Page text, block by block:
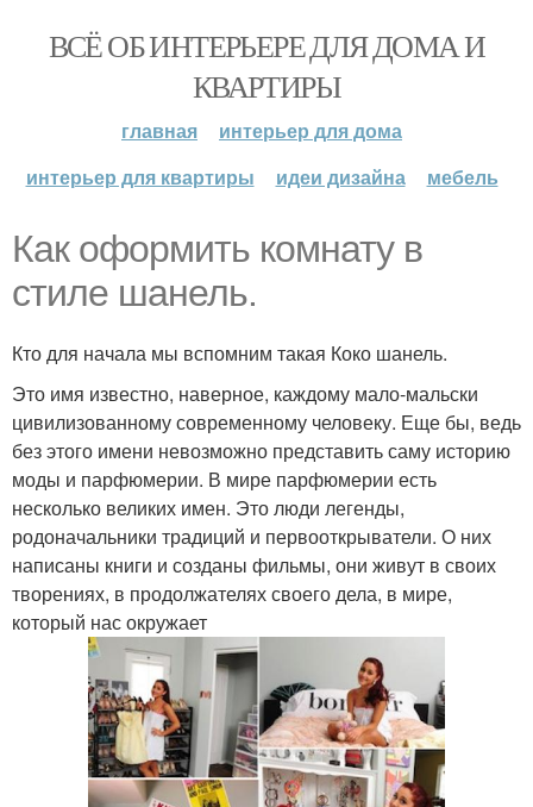
ВСЁ ОБ ИНТЕРЬЕРЕ ДЛЯ ДОМА И
КВАРТИРЫ
главная
интерьер для дома
интерьер для квартиры
идеи дизайна мебель
Как оформить комнату в
стиле шанель.
Кто для начала мы вспомним такая Коко шанель.
Это имя известно, наверное, каждому мало-мальски
цивилизованному современному человеку. Еще бы, ведь
без этого имени невозможно представить саму историю
моды и парфюмерии. В мире парфюмерии есть
несколько великих имен. Это люди легенды,
родоначальники традиций и первооткрыватели. О них
написаны книги и созданы фильмы, они живут в своих
творениях, в продолжателях своего дела, в мире,
который нас окружает